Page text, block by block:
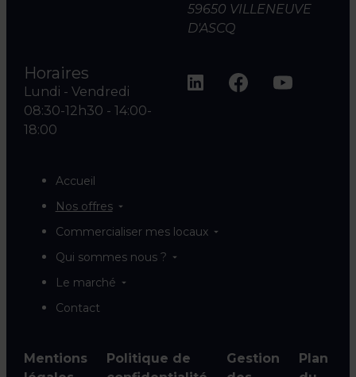
59650 VILLENEUVE
D'ASCQ
Horaires
Lundi - Vendredi
08:30-12h30 - 14:00-
18:00
Accueil
Nos offres
Commercialiser mes locaux
Qui sommes nous ?
Le marché
Contact
Mentions
Politique de
Gestion
Plan